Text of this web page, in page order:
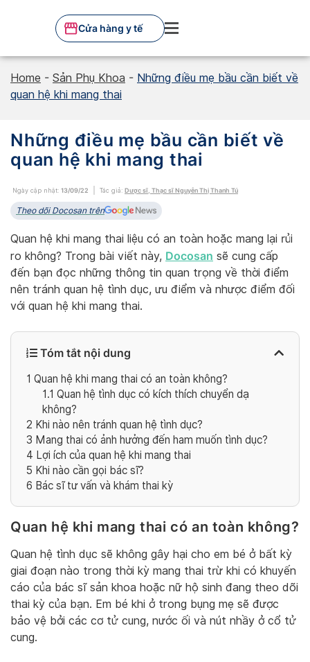
Cửa hàng y tế
Home - Sản Phụ Khoa - Những điều mẹ bầu cần biết về
quan hệ khi mang thai
Những điều mẹ bầu cần biết về
quan hệ khi mang thai
Ngày cập nhật: 13/09/22 Tác giả: Dược sĩ, Thạc sĩ Nguyễn Thị Thanh Tú
Theo dõi Docosan trên
Quan hệ khi mang thai liệu có an toàn hoặc mang lại rủi
ro không? Trong bài viết này, Docosan sẽ cung cấp
đến bạn đọc những thông tin quan trọng về thời điểm
nên tránh quan hệ tình dục, ưu điểm và nhược điểm đối
với quan hệ khi mang thai.
Tóm tắt nội dung
1 Quan hệ khi mang thai có an toàn không?
1.1 Quan hệ tình dục có kích thích chuyển dạ
không?
2 Khi nào nên tránh quan hệ tình dục?
3 Mang thai có ảnh hưởng đến ham muốn tình dục?
4 Lợi ích của quan hệ khi mang thai
5 Khi nào cần gọi bác sĩ?
6 Bác sĩ tư vấn và khám thai kỳ
Quan hệ khi mang thai có an toàn không?
Quan hệ tình dục sẽ không gây hại cho em bé ở bất kỳ
giai đoạn nào trong thời kỳ mang thai trừ khi có khuyến
cáo của bác sĩ sản khoa hoặc nữ hộ sinh đang theo dõi
thai kỳ của bạn. Em bé khi ở trong bụng mẹ sẽ được
bảo vệ bởi các cơ tử cung, nước ối và nút nhầy ở cổ tử
cung.